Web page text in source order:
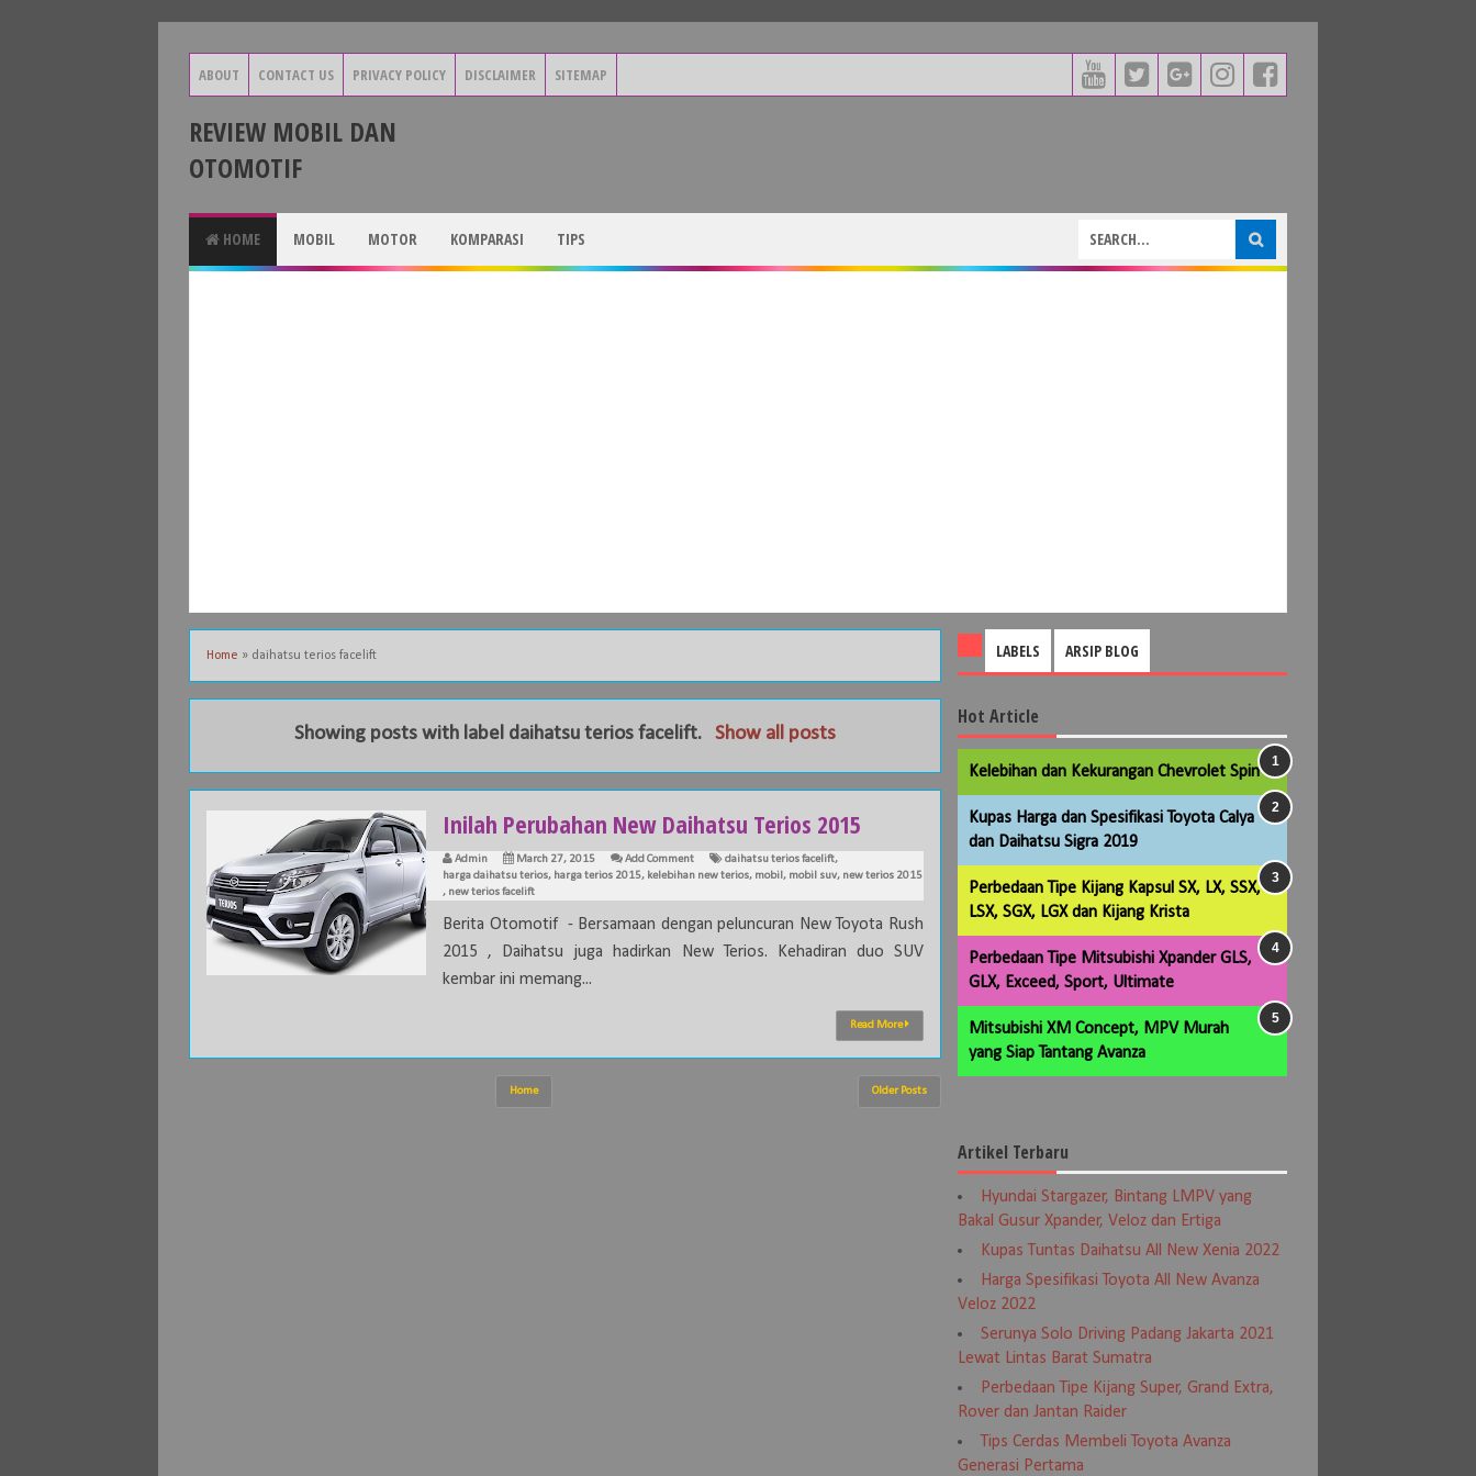
ABOUT CONTACT US PRIVACY POLICY DISCLAIMER SITEMAP
REVIEW MOBIL DAN
OTOMOTIF
HOME MOBIL MOTOR KOMPARASI TIPS
Home » daihatsu terios facelift
Showing posts with label daihatsu terios facelift. Show all posts
Inilah Perubahan New Daihatsu Terios 2015
Admin March 27, 2015 Add Comment daihatsu terios facelift,
harga daihatsu terios, harga terios 2015, kelebihan new terios, mobil , mobil suv, new terios 2015
, new terios facelift
Berita Otomotif - Bersamaan dengan peluncuran New Toyota Rush
2015 , Daihatsu juga hadirkan New Terios. Kehadiran duo SUV
kembar ini memang...
Read More
Older Posts
Home
LABELS ARSIP BLOG
Hot Article
Kelebihan dan Kekurangan Chevrolet Spin
Kupas Harga dan Spesifikasi Toyota Calya
dan Daihatsu Sigra 2019
Perbedaan Tipe Kijang Kapsul SX, LX, SSX,
LSX, SGX, LGX dan Kijang Krista
Perbedaan Tipe Mitsubishi Xpander GLS,
GLX, Exceed, Sport, Ultimate
Mitsubishi XM Concept, MPV Murah
yang Siap Tantang Avanza
Artikel Terbaru
Hyundai Stargazer, Bintang LMPV yang
Bakal Gusur Xpander, Veloz dan Ertiga
Kupas Tuntas Daihatsu All New Xenia 2022
Harga Spesifikasi Toyota All New Avanza
Veloz 2022
Serunya Solo Driving Padang Jakarta 2021
Lewat Lintas Barat Sumatra
Perbedaan Tipe Kijang Super, Grand Extra,
Rover dan Jantan Raider
Tips Cerdas Membeli Toyota Avanza
Generasi Pertama